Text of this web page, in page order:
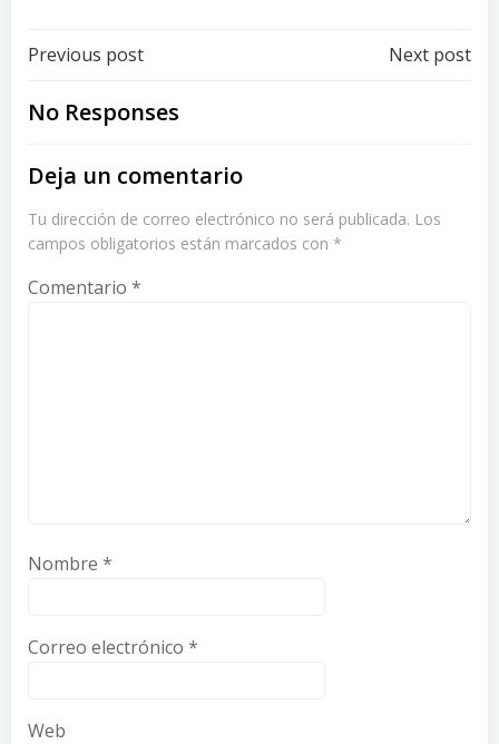
Post
navigation
Previous post Next post
No Responses
Deja un comentario
Tu dirección de correo electrónico no será publicada. Los
campos obligatorios están marcados con *
Comentario *
Nombre *
Correo electrónico *
Web